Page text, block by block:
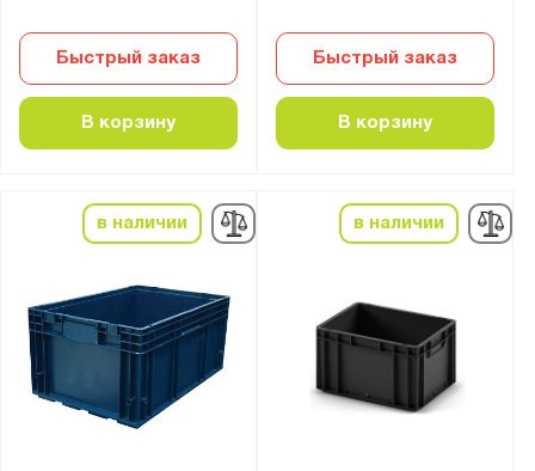
Быстрый заказ
В корзину
Быстрый заказ
В корзину
в наличии в наличии